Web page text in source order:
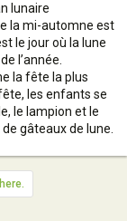
lunaire
la mi-automne est
le jour où la lune
l’année.
la fête la plus
les enfants se
le lampion et le
gâteaux de lune.